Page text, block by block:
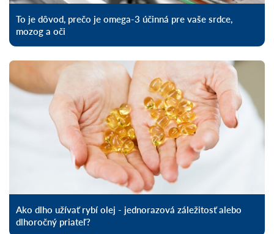
To je dôvod, prečo je omega-3 účinná pre vaše srdce,
mozog a oči
Ako dlho užívať rybí olej - jednorazová záležitosť alebo
dlhoročný priateľ?